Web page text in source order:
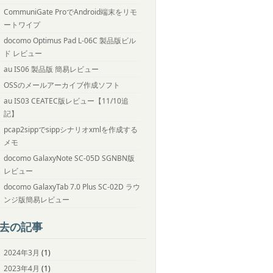
CommuniGate ProでAndroid端末をリモ
ートワイプ
docomo Optimus Pad L-06C 製品版ビル
ド レビュー
au IS06 製品版 簡易レビュー
OSSのメールアーカイブ作成ソフト
au IS03 CEATEC版レビュー【11/10追
記】
pcap2sippでsippシナリオxmlを作成する
メモ
docomo GalaxyNote SC-05D SGNBN版
レビュー
docomo GalaxyTab 7.0 Plus SC-02D ラウ
ンジ版簡易レビュー
の記事
2024年3月 (1)
2023年4月 (1)